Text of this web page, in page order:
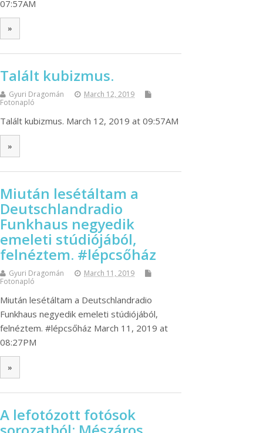
07:57AM
»
Talált kubizmus.
Gyuri Dragomán
March 12, 2019
Fotonapló
Talált kubizmus. March 12, 2019 at 09:57AM
»
Miután lesétáltam a
Deutschlandradio
Funkhaus negyedik
emeleti stúdiójából,
felnéztem. #lépcsőház
Gyuri Dragomán
March 11, 2019
Fotonapló
Miután lesétáltam a Deutschlandradio
Funkhaus negyedik emeleti stúdiójából,
felnéztem. #lépcsőház March 11, 2019 at
08:27PM
»
A lefotózott fotósok